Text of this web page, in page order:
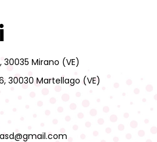
30035 Mirano (VE)
30030 Martellago (VE)